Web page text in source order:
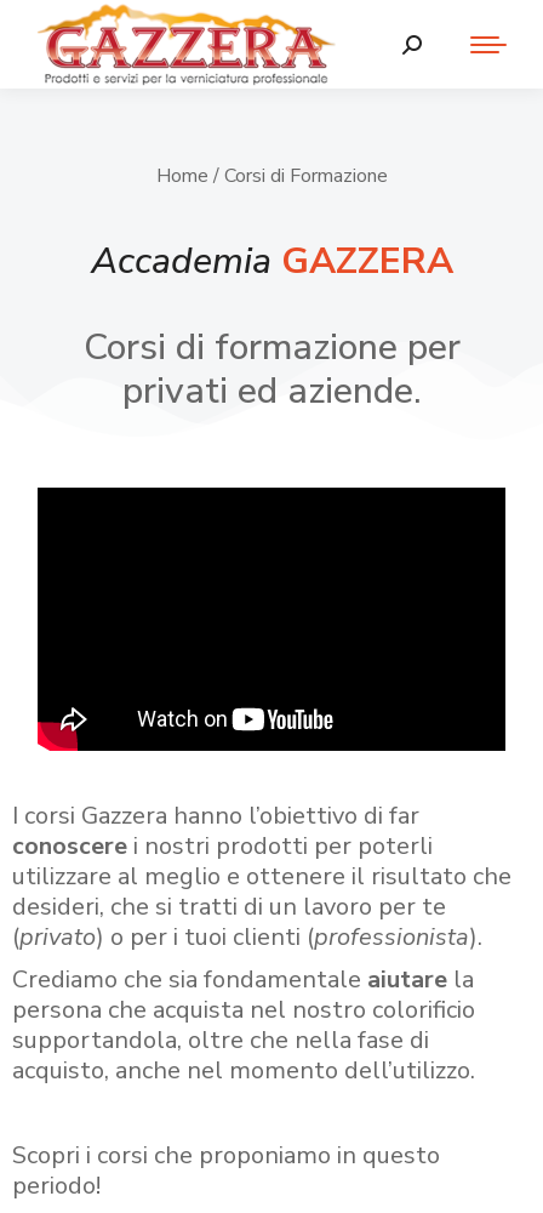
Home / Corsi di Formazione
Accademia GAZZERA
Corsi di formazione per
privati ed aziende.
I corsi Gazzera hanno l’obiettivo di far
conoscere i nostri prodotti per poterli
utilizzare al meglio e ottenere il risultato che
desideri, che si tratti di un lavoro per te
(privato) o per i tuoi clienti (professionista).
Crediamo che sia fondamentale aiutare la
persona che acquista nel nostro colorificio
supportandola, oltre che nella fase di
acquisto, anche nel momento dell’utilizzo.
Scopri i corsi che proponiamo in questo
periodo!